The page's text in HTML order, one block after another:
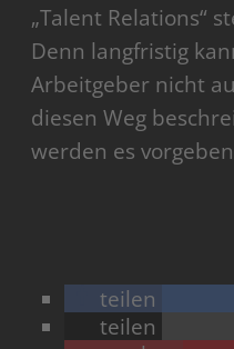
„Talent Relations“
Denn langfristig
Arbeitgeber nicht
diesen Weg
werden es
teilen
teilen